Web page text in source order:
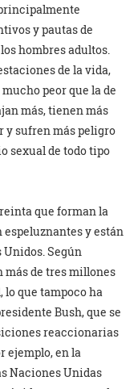
y pautas de
hombres adultos.
de la vida,
peor que la de
más, tienen más
y sufren más peligro
sexual de todo tipo
que forman la
y están
Unidos. Según
más de tres millones
lo que tampoco ha
Bush, que se
reaccionarias
ejemplo, en la
Naciones Unidas